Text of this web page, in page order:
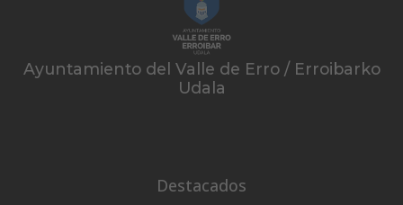
Ayuntamiento del Valle de Erro / Erroibarko
Udala
Destacados